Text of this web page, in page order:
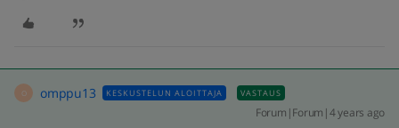
O omppu13 KESKUSTELUN ALOITTAJA VASTAUS
Forum|Forum|4 years ago